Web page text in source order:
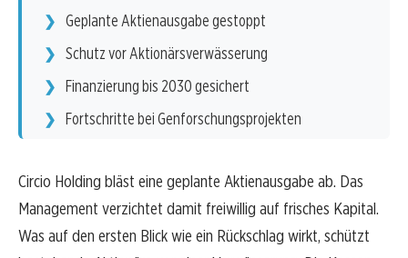
Geplante Aktienausgabe gestoppt
Schutz vor Aktionärsverwässerung
Finanzierung bis 2030 gesichert
Fortschritte bei Genforschungsprojekten
Circio Holding bläst eine geplante Aktienausgabe ab. Das
Management verzichtet damit freiwillig auf frisches Kapital.
Was auf den ersten Blick wie ein Rückschlag wirkt, schützt